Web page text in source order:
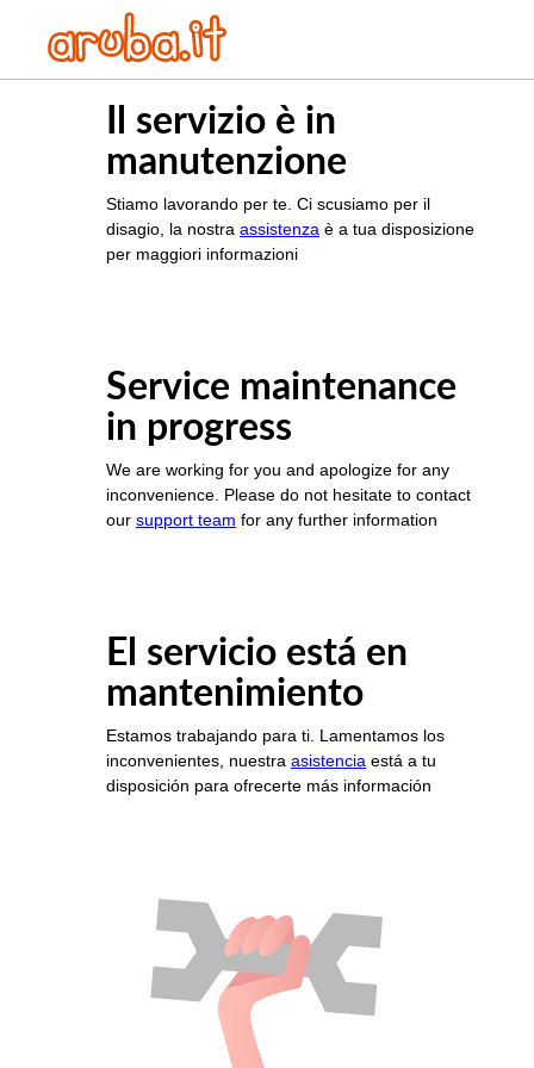
Il servizio è in
manutenzione
Stiamo lavorando per te. Ci scusiamo per il
disagio, la nostra assistenza è a tua disposizione
per maggiori informazioni
Service maintenance
in progress
We are working for you and apologize for any
inconvenience. Please do not hesitate to contact
our support team for any further information
El servicio está en
mantenimiento
Estamos trabajando para ti. Lamentamos los
inconvenientes, nuestra asistencia está a tu
disposición para ofrecerte más información